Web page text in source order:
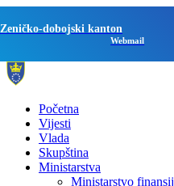
Zeničko-dobojski kanton
Webmail
Početna
Vijesti
Vlada
Skupština
Ministarstva
Ministarstvo